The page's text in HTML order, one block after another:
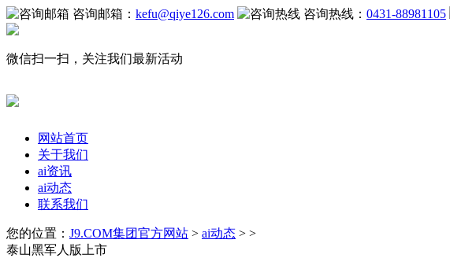
咨询邮箱： kefu@qiye126.com 咨询热线： 0431-88981105
微信扫一扫，关注我们最新活动
网站首页
关于我们
ai资讯
ai动态
联系我们
您的位置： J9.COM集团官方网站 > ai动态 > >
泰山黑军人版上市